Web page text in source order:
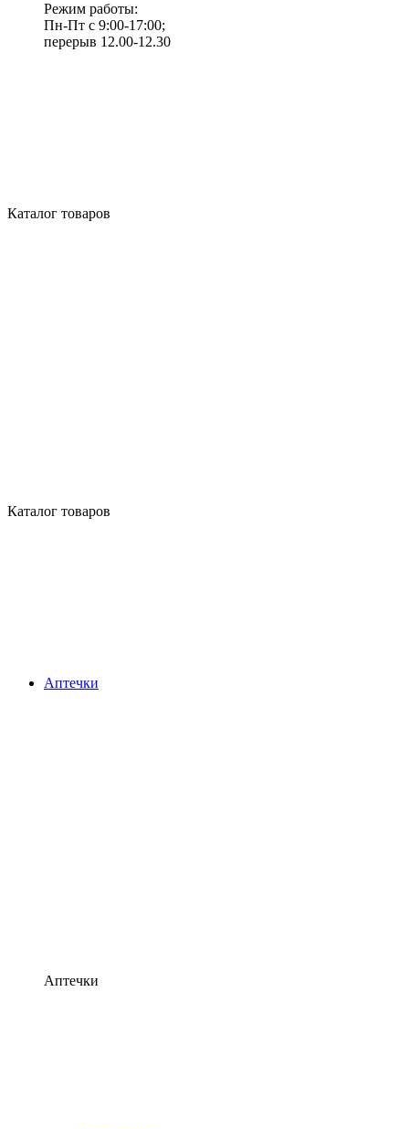
Режим работы:
Пн-Пт с 9:00-17:00;
перерыв 12.00-12.30
Каталог товаров
Каталог товаров
Аптечки
Аптечки